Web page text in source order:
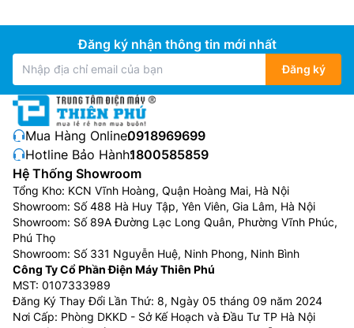
Tiết kiệm năng lượng thông minh
ECONAVIhoạt động thông minh với máy lọc không khí
để tìm hiểu hoạt động hàng ngày của bạn và tự động
loại bỏ các chất gây ô nhiễm trước khi chúng phát tán.
Điều này có nghĩa là luồng gió không cần thiết sẽ
được giảm thiểu và bạn có thể tiết kiệm năng lượng
hơn.
Đăng ký nhận thông tin mới nhất
Đăng ký
Mua Hàng Online:0918969699
Hotline Bảo Hành:1800585859
Hệ Thống Showroom
Tổng Kho: KCN Vĩnh Hoàng, Quận Hoàng Mai, Hà Nội
Showroom: Số 488 Hà Huy Tập, Yên Viên, Gia Lâm, Hà Nội
Showroom: Số 89A Đường Lạc Long Quân, Phường Vĩnh Phúc,
Phú Thọ
Showroom: Số 331 Nguyễn Huệ, Ninh Phong, Ninh Bình
Công Ty Cổ Phần Điện Máy Thiên Phú
MST: 0107333989
Đăng Ký Thay Đổi Lần Thứ: 8, Ngày 05 tháng 09 năm 2024
Nơi Cấp: Phòng DKKD - Sở Kế Hoạch và Đầu Tư TP Hà Nội